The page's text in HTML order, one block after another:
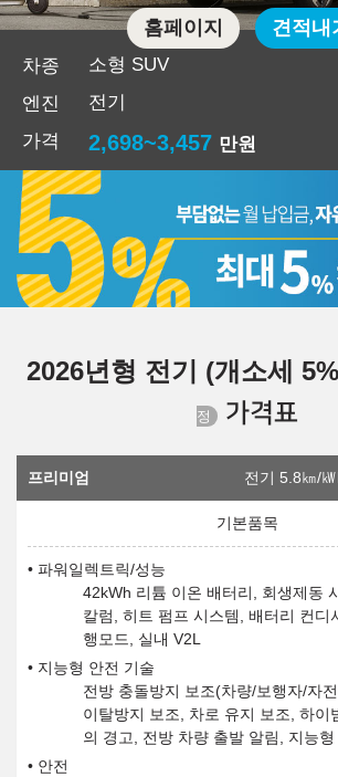
차종
소형 SUV
엔진
전기
가격
2,698~3,457 만원
홈페이지 견적내
2026년형 전기 (개소세
가격표
프리미엄 전기 5.8㎞/
파워일렉트릭/성능
42kWh 리튬 이온 배터리, 회생제동
칼럼, 히트 펌프 시스템, 배터리 컨디
행모드, 실내 V2L
지능형 안전 기술
전방 충돌방지 보조(차량/보행자/자
이탈방지 보조, 차로 유지 보조, 하이
의 경고, 전방 차량 출발 알림, 지능
안전